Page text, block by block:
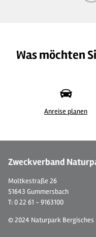
Was möchten
Anreise planen
Zweckverband
Moltkestraße 26
51643 Gummersbach
T: 0 22 61 - 9163100
© 2024 Naturpark Bergisches